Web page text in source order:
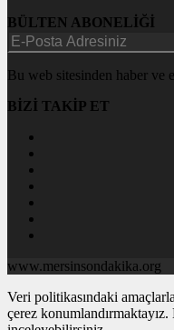
BÜLTEN ABONELİĞİ
Bu web sitesinden haber ve
BİZİ TAKİP ET
www.mersinsondakika.org
Veri politikasındaki
çerez